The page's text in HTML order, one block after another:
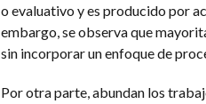
o evaluativo y es producido por
embargo, se observa que
sin incorporar un enfoque de
Por otra parte, abundan los